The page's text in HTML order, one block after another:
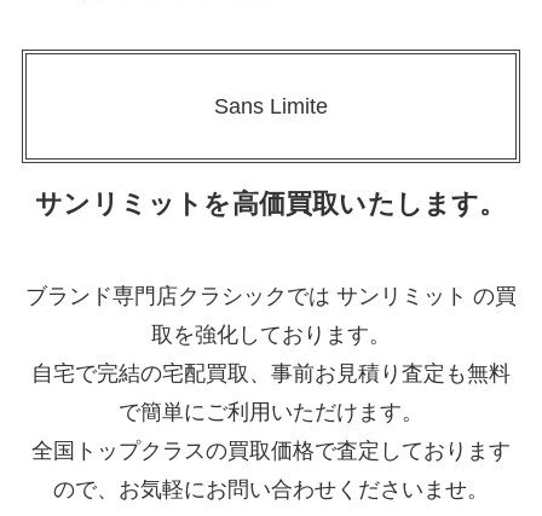
Sans Limite
サンリミットを高価買取いたします。
ブランド専門店クラシックでは サンリミット の買
取を強化しております。
自宅で完結の宅配買取、事前お見積り査定も無料
で簡単にご利用いただけます。
全国トップクラスの買取価格で査定しております
ので、お気軽にお問い合わせくださいませ。